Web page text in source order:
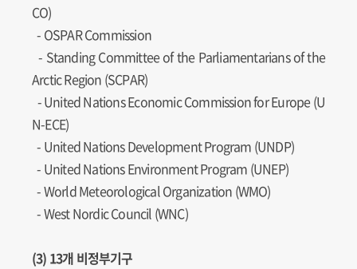
CO)
- OSPAR Commission
- Standing Committee of the Parliamentarians of the
Arctic Region (SCPAR)
-United Nations Economic Commission for Europe (U
N-ECE)
- United Nations Development Program (UNDP)
- United Nations Environment Program (UNEP)
- World Meteorological Organization (WMO)
- West Nordic Council (WNC)
(3) 13개 비정부기구